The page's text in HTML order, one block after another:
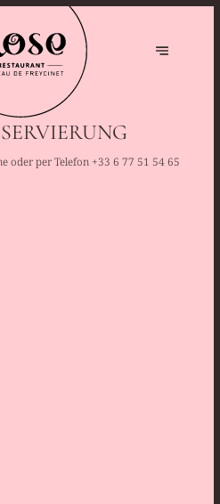
oder per Telefon +33 6 77 51 54 65